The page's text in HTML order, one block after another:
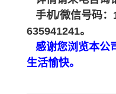
手机/微信号码：
635941241。
感谢您浏览本公
生活愉快。